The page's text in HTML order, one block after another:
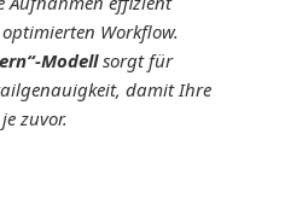
Workflow.
Modellsorgt für
damit Ihre
zuvor.